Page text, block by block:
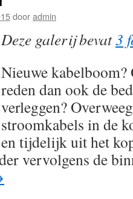
dooradmin
Deze galerij bevat3
Nieuwe
reden dan ook de
verleggen?
stroomkabels in de
en tijdelijk uit het
vervolgens de